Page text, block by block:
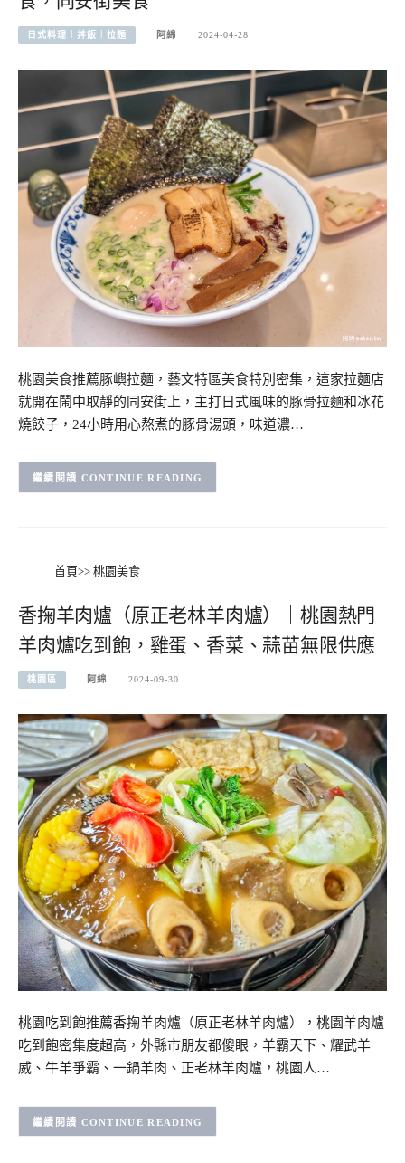
日式料理︱丼飯︱拉麵 阿綿 2024-04-28
桃園美食推薦豚嶼拉麵，藝文特區美食特別密集，這家拉麵店
就開在鬧中取靜的同安街上，主打日式風味的豚骨拉麵和冰花
燒餃子，24小時用心熬煮的豚骨湯頭，味道濃…
CONTINUE READING
首頁>> 桃園美食
香掬羊肉爐（原正老林羊肉爐）｜桃園熱門
羊肉爐吃到飽，雞蛋、香菜、蒜苗無限供應
桃園區 阿綿 2024-09-30
桃園吃到飽推薦香掬羊肉爐（原正老林羊肉爐），桃園羊肉爐
吃到飽密集度超高，外縣市朋友都傻眼，羊霸天下、耀武羊
威、牛羊爭霸、一鍋羊肉、正老林羊肉爐，桃園人…
CONTINUE READING